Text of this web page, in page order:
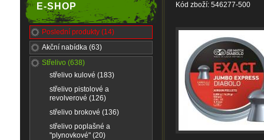
E-SHOP
Poslední produkty (14)
Akční nabídka (63)
Střelivo (638)
střelivo kulové (183)
střelivo pistolové a
revolverové (126)
střelivo brokové (136)
střelivo poplašné a
"plynovkové" (20)
Kód zboží: 546277-500